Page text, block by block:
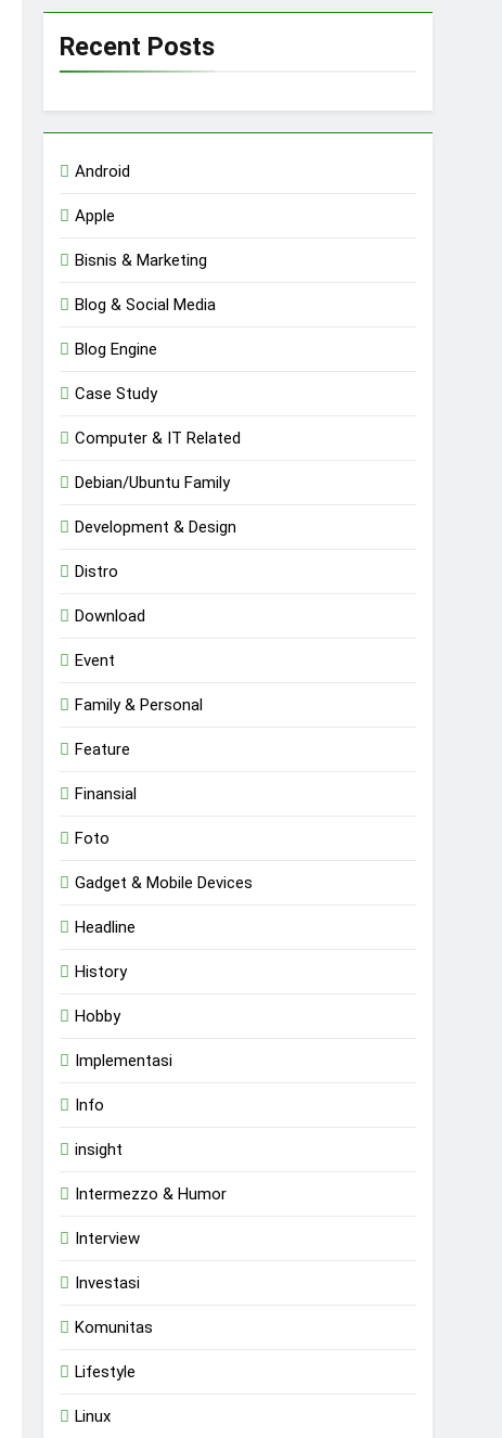
Recent Posts
Android
Apple
Bisnis & Marketing
Blog & Social Media
Blog Engine
Case Study
Computer & IT Related
Debian/Ubuntu Family
Development & Design
Distro
Download
Event
Family & Personal
Feature
Finansial
Foto
Gadget & Mobile Devices
Headline
History
Hobby
Implementasi
Info
insight
Intermezzo & Humor
Interview
Investasi
Komunitas
Lifestyle
Linux